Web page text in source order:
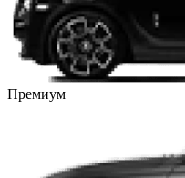
Премиум